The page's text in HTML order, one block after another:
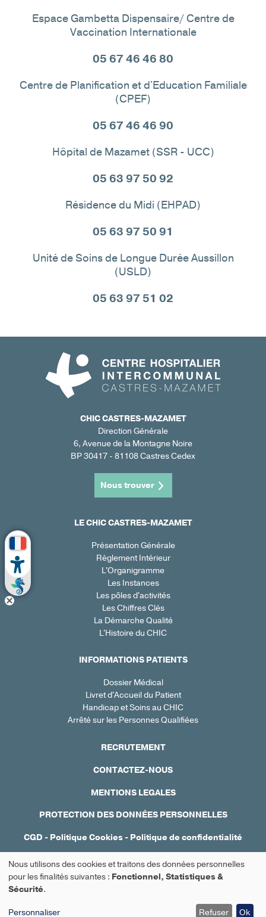
Espace Gambetta Dispensaire/ Centre de
Vaccination Internationale
05 67 46 46 80
Centre de Planification et d'Education Familiale
(CPEF)
05 67 46 46 90
Hôpital de Mazamet (SSR - UCC)
05 63 97 50 92
Résidence du Midi (EHPAD)
05 63 97 50 91
Unité de Soins de Longue Durée Aussillon
(USLD)
05 63 97 51 02
CHIC CASTRES-MAZAMET
Direction Générale
6, Avenue de la Montagne Noire
BP 30417 - 81108 Castres Cedex
Nous trouver
LE CHIC CASTRES-MAZAMET
Présentation Générale
Règlement Intérieur
L'Organigramme
Les Instances
Les pôles d'activités
Les Chiffres Clés
La Démarche Qualité
L'Histoire du CHIC
INFORMATIONS PATIENTS
Dossier Médical
Livret d'Accueil du Patient
Handicap et Soins au CHIC
Arrêté sur les Personnes Qualifiées
RECRUTEMENT
CONTACTEZ-NOUS
MENTIONS LEGALES
PROTECTION DES DONNÉES PERSONNELLES
CGD - Politique Cookies - Politique de confidentialité
Réalisation : Ascomedia
Utilisation
des
Nous utilisons des cookies et traitons des données personnelles
pour les finalités suivantes : Fonctionnel, Statistiques &
Sécurité.
Personnaliser Refuser Ok